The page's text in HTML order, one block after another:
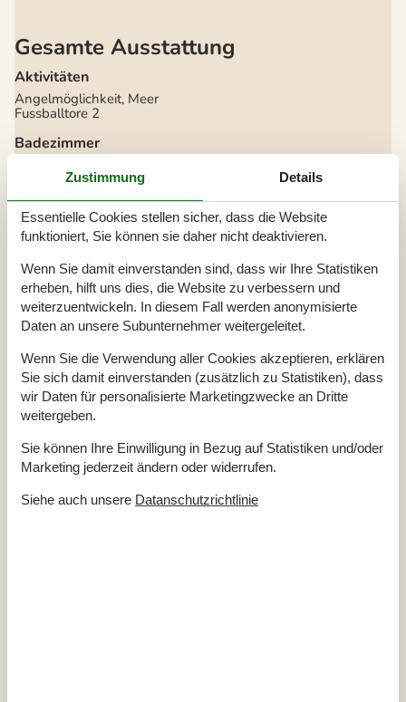
Gesamte Ausstattung
Aktivitäten
Angelmöglichkeit, Meer
Fussballtore 2
Badezimmer
Diverse
Alternative Heizung, Wärmepumpe
Anzahl Hochstühle 1
Anzahl Sonnenliegen 2
Baujahr 1978
Baumaterial: Holz
Befindet sich in der Nähe/auf dem Campingplatz
EL exkl.
Ferienhaus
Haustiere Nr
Renoviert 2020
Self-Service-Check-in
Staubsauger
Waschmaschine
Wasser inkl.
Wäschetrockner
Gartenmöbel
Zustimmung Details
Essentielle Cookies stellen sicher, dass die Website
funktioniert, Sie können sie daher nicht deaktivieren.
Wenn Sie damit einverstanden sind, dass wir Ihre Statistiken
erheben, hilft uns dies, die Website zu verbessern und
weiterzuentwickeln. In diesem Fall werden anonymisierte
Daten an unsere Subunternehmer weitergeleitet.
Wenn Sie die Verwendung aller Cookies akzeptieren, erklären
Sie sich damit einverstanden (zusätzlich zu Statistiken), dass
wir Daten für personalisierte Marketingzwecke an Dritte
weitergeben.
Sie können Ihre Einwilligung in Bezug auf Statistiken und/oder
Marketing jederzeit ändern oder widerrufen.
Siehe auch unsere Datanschutzrichtlinie